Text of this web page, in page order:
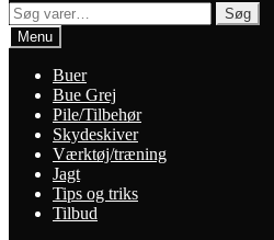
Søg
efter:
Søg
Menu
Buer
Bue Grej
Pile/Tilbehør
Skydeskiver
Værktøj/træning
Jagt
Tips og triks
Tilbud